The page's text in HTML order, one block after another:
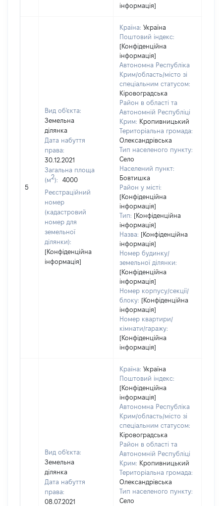
інформація]
5
Вид об'єкта:
Земельна
ділянка
Дата набуття
права:
30.12.2021
Загальна площа
(м2):
4000
Реєстраційний
номер
(кадастровий
номер для
земельної
ділянки):
[Конфіденційна
інформація]
Країна: Україна
Поштовий індекс:
[Конфіденційна
інформація]
Автономна Республіка
Крим/область/місто зі
спеціальним статусом:
Кіровоградська
Район в області та
Автономній Республіці
Крим: Кропивницький
Територіальна громада:
Олександрівська
Тип населеного пункту:
Село
Населений пункт:
Бовтишка
Район у місті:
[Конфіденційна
інформація]
Тип: [Конфіденційна
інформація]
Назва: [Конфіденційна
інформація]
Номер будинку/
земельної ділянки:
[Конфіденційна
інформація]
Номер корпусу/секції/
блоку: [Конфіденційна
інформація]
Номер квартири/
кімнати/гаражу:
[Конфіденційна
інформація]
Вид об'єкта:
Земельна
ділянка
Дата набуття
права:
08.07.2021
Країна: Україна
Поштовий індекс:
[Конфіденційна
інформація]
Автономна Республіка
Крим/область/місто зі
спеціальним статусом:
Кіровоградська
Район в області та
Автономній Республіці
Крим: Кропивницький
Територіальна громада:
Олександрівська
Тип населеного пункту:
Село